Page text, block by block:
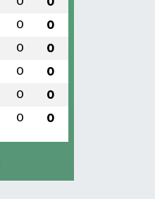
0 0
0 0
0 0
0 0
0 0